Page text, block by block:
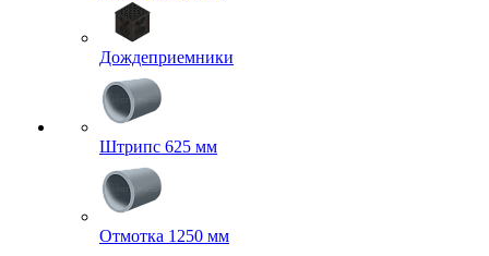
Дождеприемники
Штрипс 625 мм
Отмотка 1250 мм